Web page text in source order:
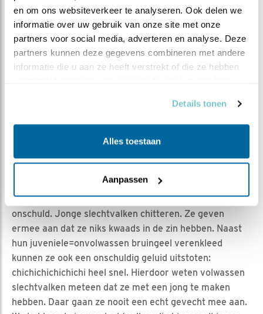
en om ons websiteverkeer te analyseren. Ook delen we
informatie over uw gebruik van onze site met onze
partners voor social media, adverteren en analyse. Deze
partners kunnen deze gegevens combineren met andere
informatie die u aan ze heeft verstrekt of die ze hebben
Details tonen
Alles toestaan
Aanpassen
jonge slechtvalk
In vorige blogs heb ik verteld over het chuppen
onderling, vooral in de baltstijd, met de hoffelijke
buigingen en het snavelen; over het gakchuppen met de
tegen indringers; en over het gegil: het wailen, dat
slechtvalkpaar en door hun jongen.
Is dan weer een heel ander geluid. Het is een geluid van
onschuld. Jonge slechtvalken chitteren. Ze geven
ermee aan dat ze niks kwaads in de zin hebben. Naast
hun juveniele=onvolwassen bruingeel verenkleed
kunnen ze ook een onschuldig geluid uitstoten:
chichichichichichi heel snel. Hierdoor weten volwassen
slechtvalken meteen dat ze met een jong te maken
hebben. Daar gaan ze nooit een echt gevecht mee aan.